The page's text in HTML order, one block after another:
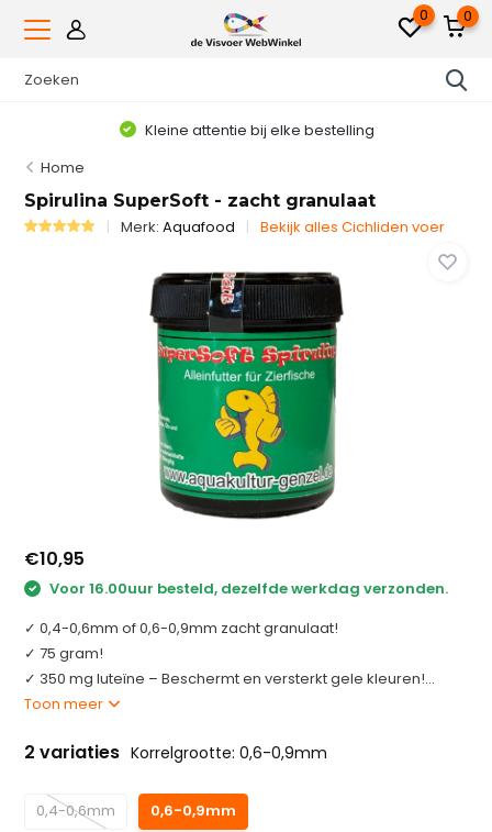
0 0
Voor 16.00uur besteld, dezelfde werkdag verzonden*
Home
Spirulina SuperSoft - zacht granulaat
Merk:Aquafood Bekijk alles Cichliden voer
€10,95
Voor 16.00uur besteld, dezelfde werkdag verzonden.
✓ 0,4-0,6mm of 0,6-0,9mm zacht granulaat!
✓ 75 gram!
✓ 350 mg luteïne – Beschermt en versterkt gele kleuren!...
Toon meer
2 variaties Korrelgrootte: 0,6-0,9mm
0,4-0,6mm 0,6-0,9mm